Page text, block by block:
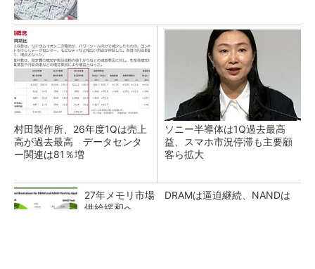
村田製作所、26年度1Qは売上
高が過去最高 データセンタ
ー関連は81％増
ソニー半導体は1Q過去最高
益、スマホ市況停滞も主要顧
客ら拡大
27年メモリ市場 DRAMは逼迫継続、NANDは
供給緩和へ